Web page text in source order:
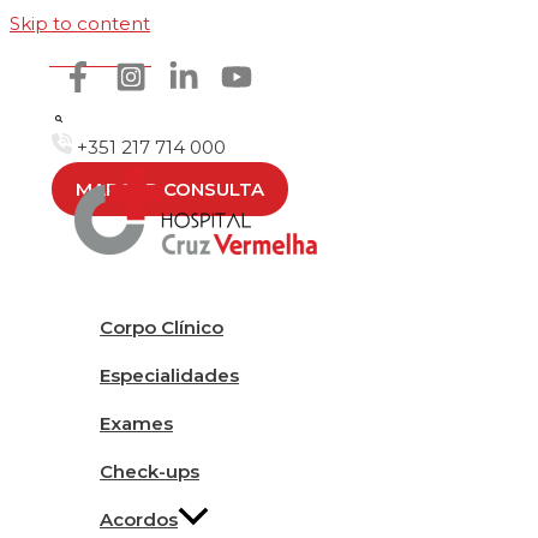
Skip to content
Como chegar
+351 217 714 000
MARCAR CONSULTA
Corpo Clínico
Especialidades
Exames
Check-ups
Acordos